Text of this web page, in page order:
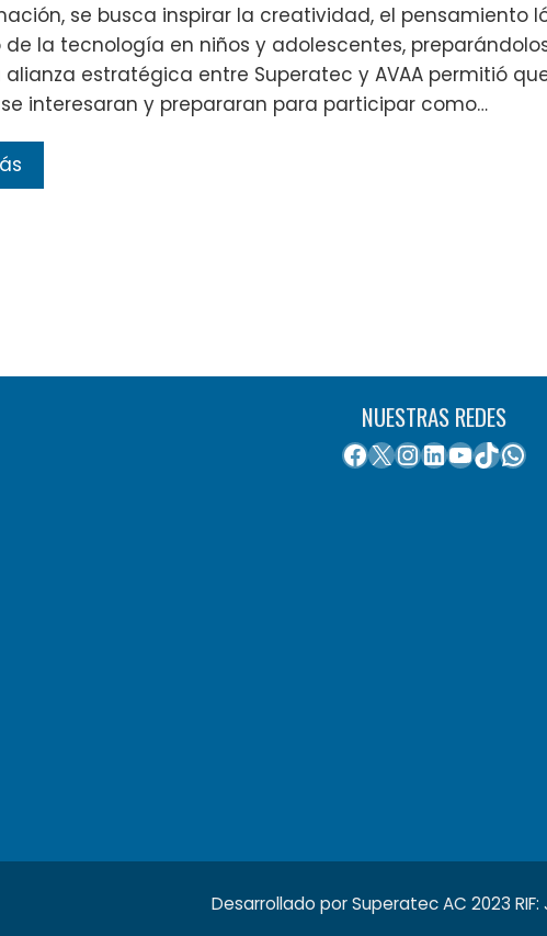
se busca inspirar la creatividad, el pensamiento
de la tecnología en niños y adolescentes,
alianza estratégica entre Superatec y AVAA permitió
interesaran y prepararan para participar como…
NUESTRAS REDES
Desarrollado por Superatec AC 2023 RIF: